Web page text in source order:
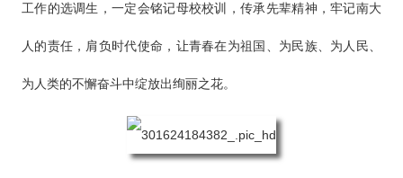
工作的选调生，一定会铭记母校校训，传承先辈精神，牢记南大
人的责任，肩负时代使命，让青春在为祖国、为民族、为人民、
为人类的不懈奋斗中绽放出绚丽之花。